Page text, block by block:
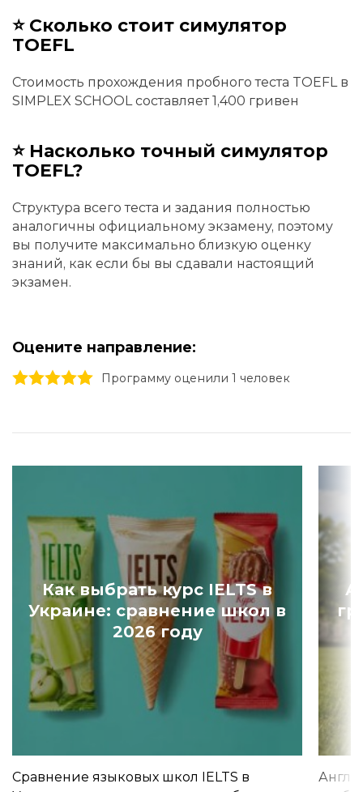
⭐ Сколько стоит симулятор
TOEFL
Стоимость прохождения пробного теста TOEFL в
SIMPLEX SCHOOL составляет 1,400 гривен
⭐ Насколько точный симулятор
TOEFL?
Структура всего теста и задания полностью
аналогичны официальному экзамену, поэтому
вы получите максимально близкую оценку
знаний, как если бы вы сдавали настоящий
экзамен.
Оцените направление:
5 stars
4 stars
3 stars
2 stars
1 stars Программу оценили 1 человек
Как выбрать курс IELTS в
Украине: сравнение школ в
2026 году
Сравнение языковых школ IELTS в